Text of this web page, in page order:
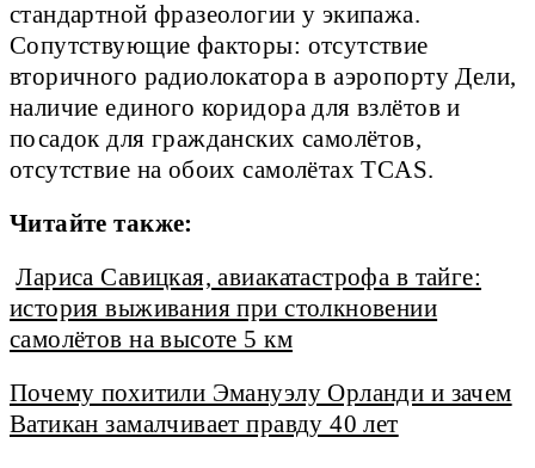
стандартной фразеологии у экипажа.
Сопутствующие факторы: отсутствие
вторичного радиолокатора в аэропорту Дели,
наличие единого коридора для взлётов и
посадок для гражданских самолётов,
отсутствие на обоих самолётах TCAS.
Читайте также:
Лариса Савицкая, авиакатастрофа в тайге:
история выживания при столкновении
самолётов на высоте 5 км
Почему похитили Эмануэлу Орланди и зачем
Ватикан замалчивает правду 40 лет